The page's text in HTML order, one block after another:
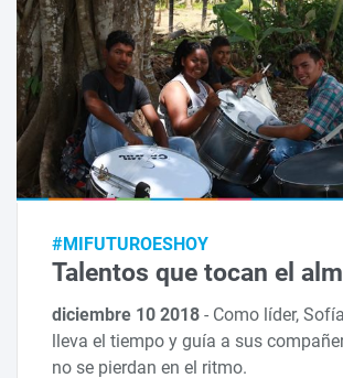
#MIFUTUROESHOY
Talentos que tocan el
diciembre 10 2018- Como líder,
lleva el tiempo y guía a sus
no se pierdan en el ritmo.